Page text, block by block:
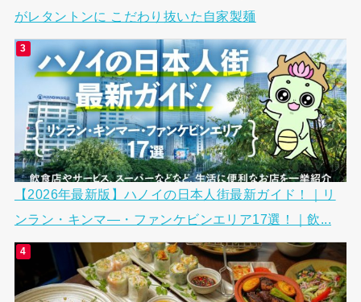
がレタントンに こだわり抜いた自家製麺
【2026年最新版】ハノイの日本人街最新ガイド！｜リ
ンラン・キンマ―・ファンケビンエリア17選！｜飲...